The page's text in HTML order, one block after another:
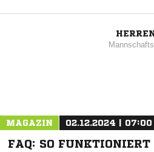
MAGAZIN 02.12.2024 | 07:00
FAQ: SO